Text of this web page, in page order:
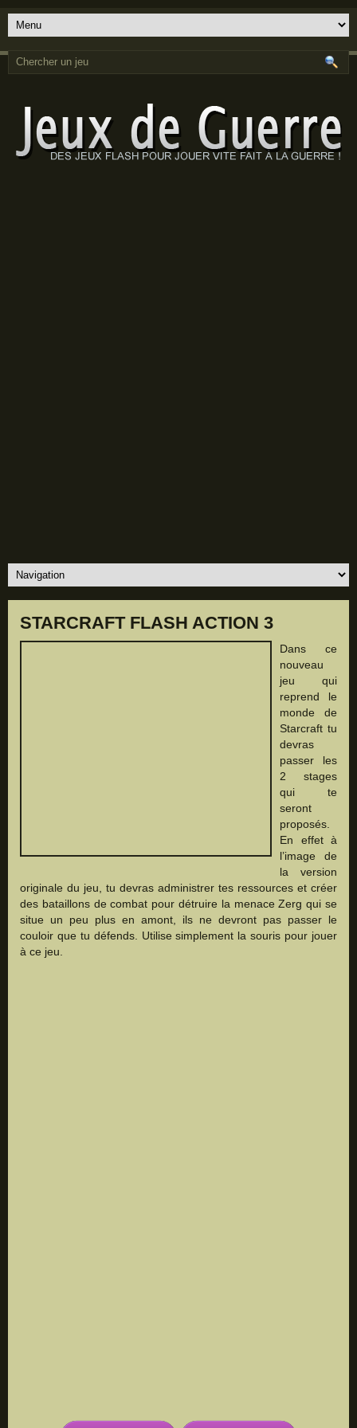
STARCRAFT FLASH ACTION 3
Dans ce
nouveau
jeu qui
reprend le
monde de
Starcraft tu
devras
passer les
2 stages
qui te
seront
proposés.
En effet à
l’image de
la version
originale du jeu, tu devras administrer tes ressources et créer
des bataillons de combat pour détruire la menace Zerg qui se
situe un peu plus en amont, ils ne devront pas passer le
couloir que tu défends. Utilise simplement la souris pour jouer
à ce jeu.